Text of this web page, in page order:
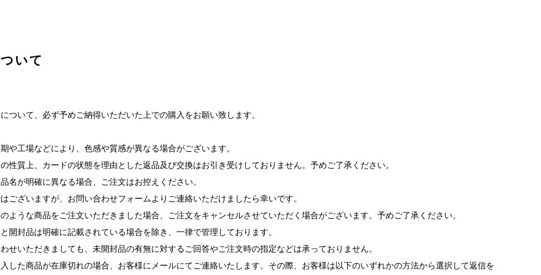
いて
ついて、必ず予めご納得いただいた上での購入をお願い致します。
期や工場などにより、色感や質感が異なる場合がございます。
の性質上、カードの状態を理由とした返品及び交換はお引き受けしておりません。予めご了承ください。
名が明確に異なる場合、ご注文はお控えください。
ございますが、お問い合わせフォームよりご連絡いただけましたら幸いです。
ような商品をご注文いただきました場合、ご注文をキャンセルさせていただく場合がございます。予めご了承ください。
と開封品は明確に記載されている場合を除き、一律で管理しております。
せいただきましても、未開封品の有無に対するご回答やご注文時の指定などは承っておりません。
入した商品が在庫切れの場合、お客様にメールにてご連絡いたします。その際、お客様は以下のいずれかの方法から選択して返信を